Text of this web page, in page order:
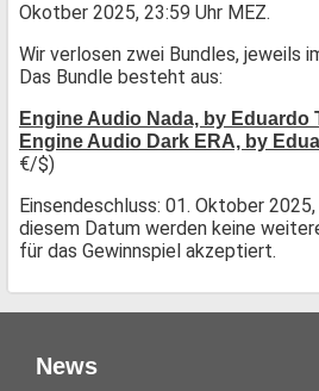
Okotber 2025, 23:59 Uhr MEZ.
Wir verlosen zwei Bundles, jeweils
Das Bundle besteht aus:
Engine Audio Nada, by Eduardo
Engine Audio Dark ERA, by
€/$)
Einsendeschluss: 01. Oktober
diesem Datum werden keine
für das Gewinnspiel akzeptiert.
News